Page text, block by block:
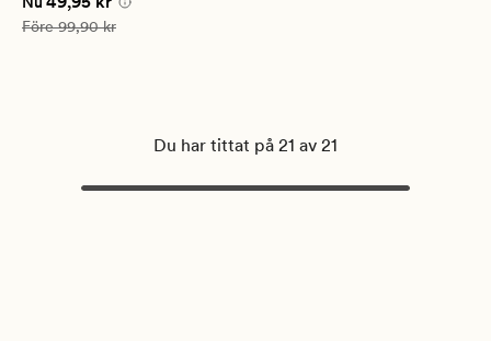
på
5
Ordinarie pris
Före99,90 kr
Du har tittat på 21 av 21